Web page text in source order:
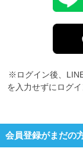
適職診
あなたに合う仕
就活ニュー
※ログイン後、
を入力せずにログ
会員登録がまだの